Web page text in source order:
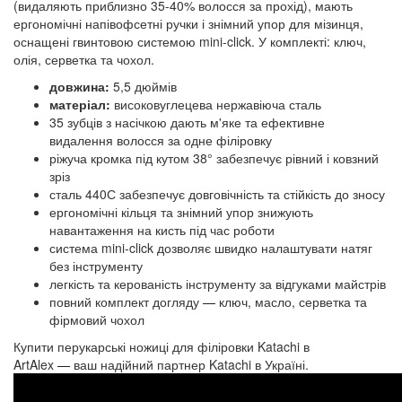
(видаляють приблизно 35-40% волосся за прохід), мають
ергономічні напівофсетні ручки і знімний упор для мізинця,
оснащені гвинтовою системою mini-click. У комплекті: ключ,
олія, серветка та чохол.
довжина: 5,5 дюймів
матеріал: високовуглецева нержавіюча сталь
35 зубців з насічкою дають м'яке та ефективне
видалення волосся за одне філіровку
ріжуча кромка під кутом 38° забезпечує рівний і ковзний
зріз
сталь 440С забезпечує довговічність та стійкість до зносу
ергономічні кільця та знімний упор знижують
навантаження на кисть під час роботи
система mini-click дозволяє швидко налаштувати натяг
без інструменту
легкість та керованість інструменту за відгуками майстрів
повний комплект догляду — ключ, масло, серветка та
фірмовий чохол
Купити перукарські ножиці для філіровки Katachi в
ArtAlex — ваш надійний партнер Katachi в Україні.